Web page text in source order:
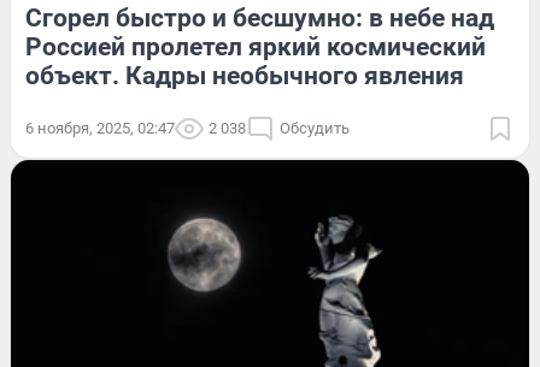
Сгорел быстро и бесшумно: в небе над
Россией пролетел яркий космический
объект. Кадры необычного явления
6 ноября, 2025, 02:47 2 038 Обсудить